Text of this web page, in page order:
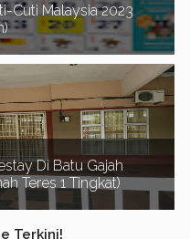
Cuti Malaysia 2023
2023 (cuti sekolah)
rakyat Malaysia.
yang sedang
Di Batu Gajah
Teres 1 Tingkat)
Terkini!